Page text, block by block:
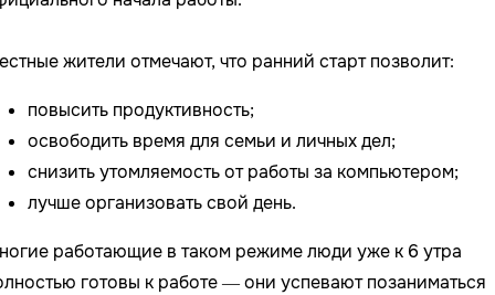
жители отмечают, что ранний старт позволит:
повысить продуктивность;
освободить время для семьи и личных дел;
снизить утомляемость от работы за компьютером;
лучше организовать свой день.
работающие в таком режиме люди уже к 6 утра
готовы к работе — они успевают позаниматься